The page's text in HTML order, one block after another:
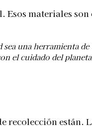
Esos materiales
sea una herramienta
el cuidado del
recolección están.